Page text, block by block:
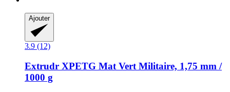
Ajouter
3.9 (12)
Extrudr XPETG Mat Vert Militaire, 1,75 mm /
1000 g